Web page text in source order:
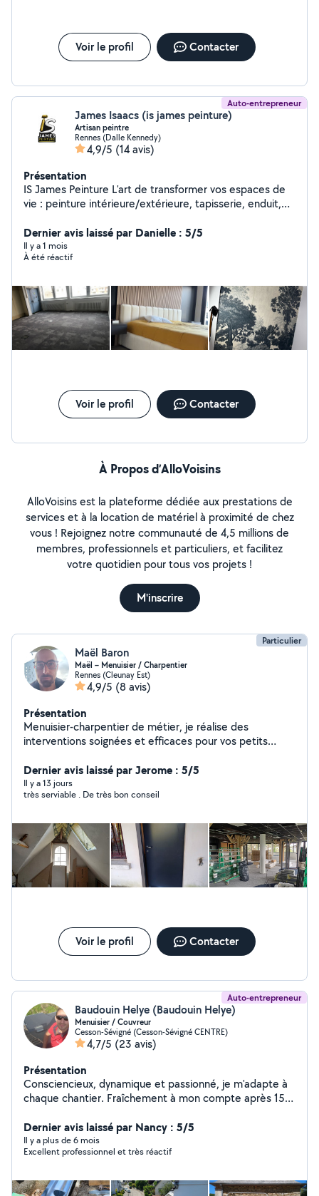
Voir le profil Contacter
Auto-entrepreneur
James Isaacs (is james peinture)
Artisan peintre
Rennes (Dalle Kennedy)
4,9/5 (14 avis)
Présentation
IS James Peinture L'art de transformer vos espaces de
vie : peinture intérieure/extérieure, tapisserie, enduit,
soignées.
Dernier avis laissé par Danielle : 5/5
Il y a 1 mois
À été réactif
Voir le profil Contacter
À Propos d’AlloVoisins
AlloVoisins est la plateforme dédiée aux prestations de
services et à la location de matériel à proximité de chez
vous ! Rejoignez notre communauté de 4,5 millions de
membres, professionnels et particuliers, et facilitez
votre quotidien pour tous vos projets !
M'inscrire
Particulier
Maël Baron
Maël – Menuisier / Charpentier
Rennes (Cleunay Est)
4,9/5 (8 avis)
Présentation
Menuisier-charpentier de métier, je réalise des
interventions soignées et efficaces pour vos petits
Habitué aux chantiers et bien équipé en électroportatif,
je privilégie le travail propre, précis et durable. Je peux
vous aider pour : Montage de meubles Aménagements
etc.) Ajustements bois / portes / fenêtre / placards
Finitions légères et réparations Terrasses bois Placo
Missions courtes Secteur Rennes / Cleunay Devis simple
et rapide sur photo ou description Envoyez-moi
quelques infos + photos, je vous réponds rapidement.
Dernier avis laissé par Jerome : 5/5
Il y a 13 jours
très serviable . De très bon conseil
Voir le profil Contacter
Auto-entrepreneur
Baudouin Helye (Baudouin Helye)
Menuisier / Couvreur
Cesson-Sévigné (Cesson-Sévigné CENTRE)
4,7/5 (23 avis)
Présentation
Consciencieux, dynamique et passionné, je m'adapte à
chaque chantier. Fraîchement à mon compte après 15
sera un défi, que nous remporterons ensemble.
Dernier avis laissé par Nancy : 5/5
Il y a plus de 6 mois
Excellent professionnel et très réactif